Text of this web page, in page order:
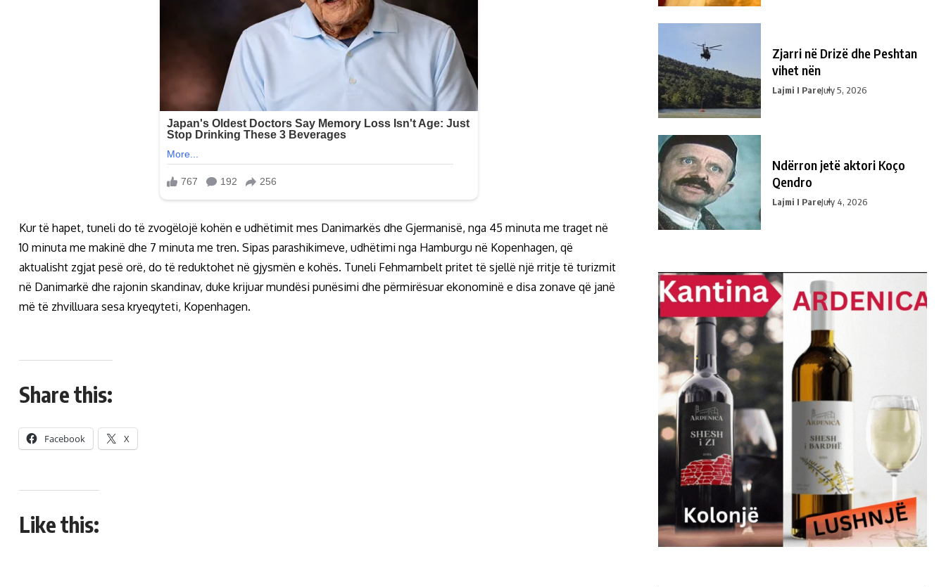
Kur të hapet, tuneli do të zvogëlojë kohën e udhëtimit mes Danimarkës dhe Gjermanisë, nga 45 minuta me traget në
10 minuta me makinë dhe 7 minuta me tren. Sipas parashikimeve, udhëtimi nga Hamburgu në Kopenhagen, që
aktualisht zgjat pesë orë, do të reduktohet në gjysmën e kohës. Tuneli Fehmarnbelt pritet të sjellë një rritje të turizmit
në Danimarkë dhe rajonin skandinav, duke krijuar mundësi punësimi dhe përmirësuar ekonominë e disa zonave që janë
më të zhvilluara sesa kryeqyteti, Kopenhagen.
Share this:
Facebook X
Like this:
Zjarri në Drizë dhe Peshtan
vihet nën
Lajmi I PareJuly 5, 2026
Ndërron jetë aktori Koço
Qendro
Lajmi I PareJuly 4, 2026